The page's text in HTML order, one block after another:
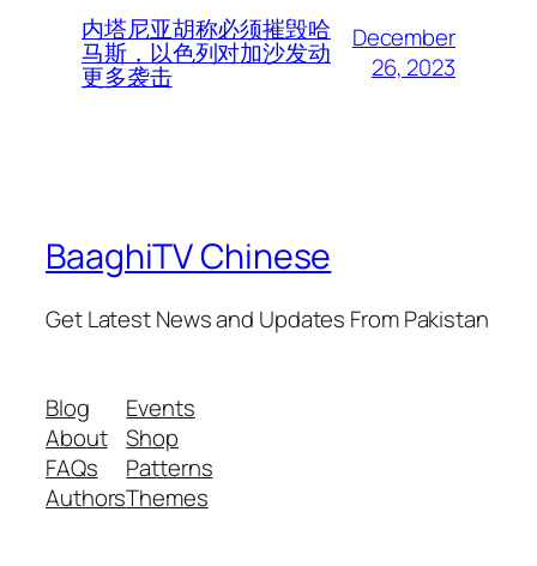
内塔尼亚胡称必须摧毁哈
马斯，以色列对加沙发动
更多袭击
December
26, 2023
BaaghiTV Chinese
Get Latest News and Updates From Pakistan
Blog
About
FAQs
Authors
Events
Shop
Patterns
Themes